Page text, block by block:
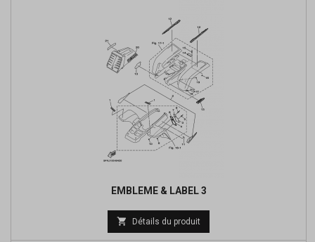
EMBLEME & LABEL 3
Prix
de
 Détails du produit